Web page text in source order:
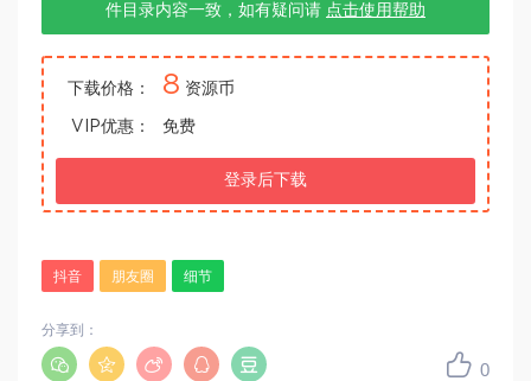
件目录内容一致，如有疑问请 点击使用帮助
下载价格： 8 资源币
VIP优惠： 免费
登录后下载
抖音 朋友圈 细节
0
分享到：